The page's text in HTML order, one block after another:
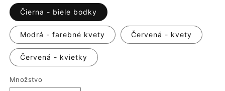
Čierna - biele bodky
Modrá - farebné kvety Červená - kvety
Červená - kvietky
Množstvo